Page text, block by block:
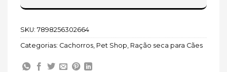
SKU: 7898256302664
Categorias: Cachorros, Pet Shop, Ração seca para Cães